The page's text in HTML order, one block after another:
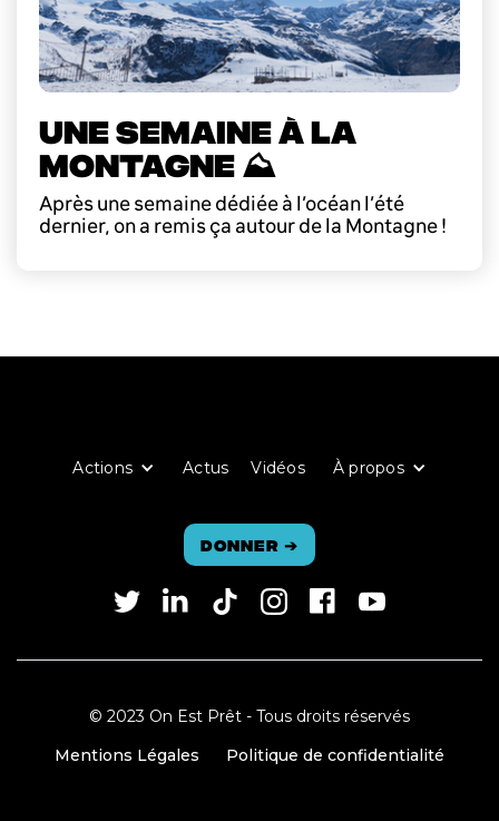
UNE SEMAINE À LA
MONTAGNE ⛰️
Après une semaine dédiée à l’océan l’été
dernier, on a remis ça autour de la Montagne !
Actions Actus Vidéos À propos
Donner ➔
© 2023 On Est Prêt - Tous droits réservés
Mentions Légales
Politique de confidentialité